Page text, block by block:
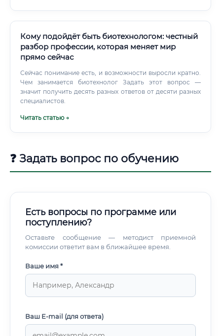
Кому подойдёт быть биотехнологом: честный
разбор профессии, которая меняет мир
прямо сейчас
Сейчас понимание есть, и возможности выросли кратно.
Чем занимается биотехнолог Задать этот вопрос —
значит получить десять разных ответов от десяти разных
специалистов.
Читать статью →
❓ Задать вопрос по обучению
Есть вопросы по программе или
поступлению?
Оставьте сообщение — методист приемной
комиссии ответит вам в ближайшее время.
Ваше имя *
Ваш E-mail (для ответа)